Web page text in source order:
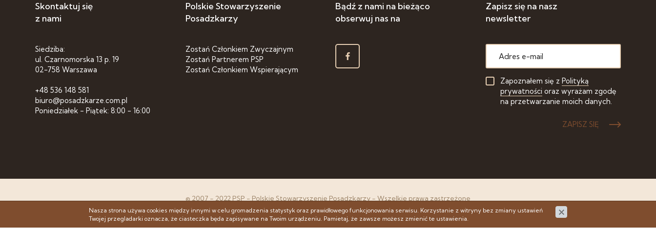
Skontaktuj się
z nami
Siedziba:
ul. Czarnomorska 13 p. 19
02-758 Warszawa
+48 536 148 581
biuro@posadzkarze.com.pl
Poniedziałek - Piątek: 8:00 - 16:00
Polskie Stowarzyszenie
Posadzkarzy
Zostań Członkiem Zwyczajnym
Zostań Partnerem PSP
Zostań Członkiem Wspierającym
Bądź z nami na bieżąco
obserwuj nas na
Zapisz się na nasz
newsletter
Zapoznałem się z Polityką
prywatności oraz wyrażam zgodę
na przetwarzanie moich danych.
ZAPISZ SIĘ
© 2007 - 2022 PSP - Polskie Stowarzyszenie Posadzkarzy - Wszelkie prawa zastrzeżone
Projekt & cms:www.zstudio.pl
Nasza strona używa cookies między innymi w celu gromadzenia statystyk oraz prawidłowego funkcjonowania serwisu. Korzystanie z witryny bez zmiany ustawień
Twojej przegladarki oznacza, że ciasteczka będa zapisywane na Twoim urządzeniu. Pamietaj, że zawsze możesz zmienić te ustawienia.